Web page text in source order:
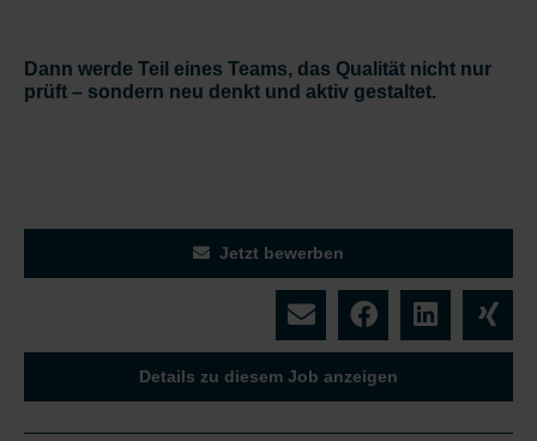
Dann werde Teil eines Teams, das Qualität nicht nur
prüft – sondern neu denkt und aktiv gestaltet.
Jetzt bewerben
Details zu diesem Job anzeigen